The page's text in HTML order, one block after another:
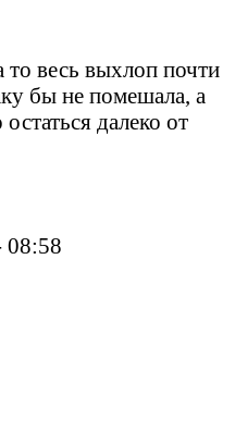
то весь выхлоп почти
бы не помешала, а
далеко от
08:58